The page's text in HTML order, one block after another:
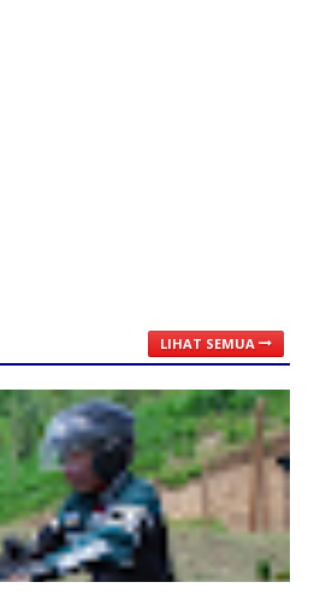
LIHAT SEMUA